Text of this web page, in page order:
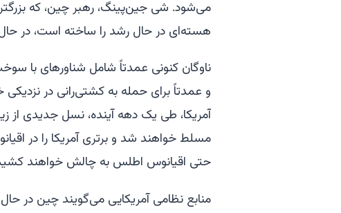
می‌شود. شی جین‌پینگ، رهبر چین، که
هسته‌ای در حال رشد را ساخته است، در
ناوگان کنونی عمدتاً شامل شناورهای با
و عمدتاً برای حمله به کشتی‌رانی در
آمریکا، طی یک دهه آینده، نسل جدیدی از
مسلط خواهند شد و برتری آمریکا را در
حتی اقیانوس اطلس به چالش خواهند
منابع نظامی آمریکایی می‌گویند چین در